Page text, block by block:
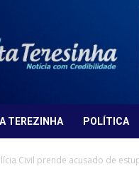
TEREZINHA POLÍTICA
Civil prende acusado de